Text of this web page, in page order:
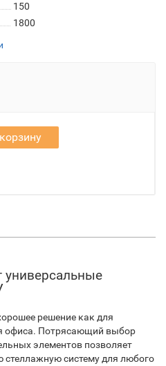
150
1800
универсальные
решение как для
офиса. Потрясающий выбор
элементов позволяет
систему для любого